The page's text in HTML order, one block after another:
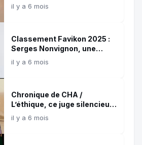
destruction !
il y a 6 mois
Classement Favikon 2025 :
Serges Nonvignon, une
référence confirmée de
l’influence digitale africaine
il y a 6 mois
Chronique de CHA /
L’éthique, ce juge silencieux
et témoin de nos choix !
il y a 6 mois